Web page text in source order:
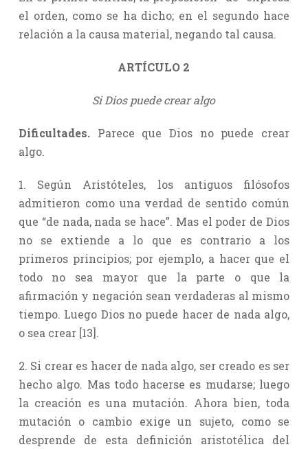
el orden, como se ha dicho; en el segundo hace
relación a la causa material, negando tal causa.
ARTÍCULO 2
Si Dios puede crear algo
Dificultades.Parece que Dios no puede crear
algo.
1. Según Aristóteles, los antiguos filósofos
admitieron como una verdad de sentido común
que “de nada, nada se hace”. Mas el poder de Dios
no se extiende a lo que es contrario a los
primeros principios; por ejemplo, a hacer que el
todo no sea mayor que la parte o que la
afirmación y negación sean verdaderas al mismo
tiempo. Luego Dios no puede hacer de nada algo,
o sea crear [13].
2. Si crear es hacer de nada algo, ser creado es ser
hecho algo. Mas todo hacerse es mudarse; luego
la creación es una mutación. Ahora bien, toda
mutación o cambio exige un sujeto, como se
desprende de esta definición aristotélica del